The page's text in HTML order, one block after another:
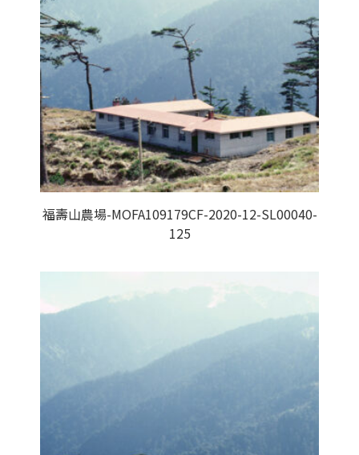
福壽山農場-MOFA109179CF-2020-12-SL00040-
125